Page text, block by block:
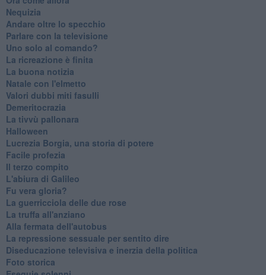
Nequizia
Andare oltre lo specchio
Parlare con la televisione
Uno solo al comando?
La ricreazione è finita
La buona notizia
Natale con l'elmetto
Valori dubbi miti fasulli
Demeritocrazia
La tivvù pallonara
Halloween
​Lucrezia Borgia, una storia di potere
Facile profezia
Il terzo compito
L'abiura di Galileo
Fu vera gloria?
La guerricciola delle due rose
La truffa all'anziano
Alla fermata dell'autobus
La repressione sessuale per sentito dire
Diseducazione televisiva e inerzia della politica
Foto storica